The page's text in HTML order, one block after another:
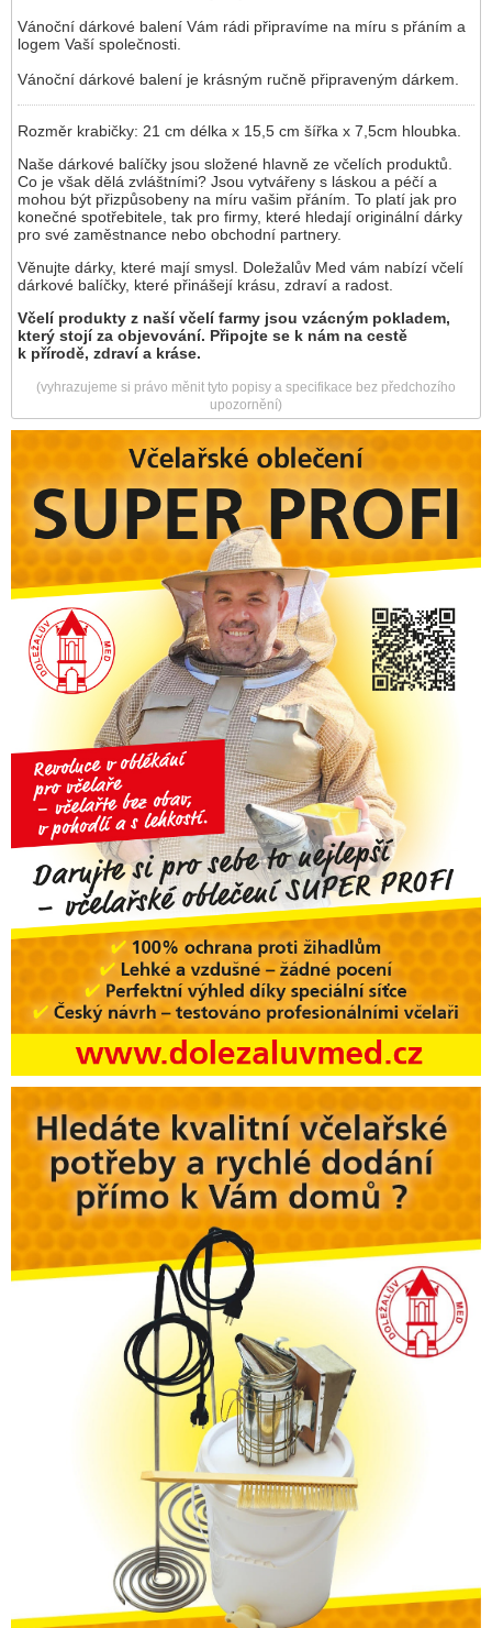
Vánoční dárkové balení Vám rádi připravíme na míru s přáním a
logem Vaší společnosti.
Vánoční dárkové balení je krásným ručně připraveným dárkem.
Rozměr krabičky: 21 cm délka x 15,5 cm šířka x 7,5cm hloubka.
Naše dárkové balíčky jsou složené hlavně ze včelích produktů.
Co je však dělá zvláštními? Jsou vytvářeny s láskou a péčí a
mohou být přizpůsobeny na míru vašim přáním. To platí jak pro
konečné spotřebitele, tak pro firmy, které hledají originální dárky
pro své zaměstnance nebo obchodní partnery.
Věnujte dárky, které mají smysl. Doležalův Med vám nabízí včelí
dárkové balíčky, které přinášejí krásu, zdraví a radost.
Včelí produkty z naší včelí farmy jsou vzácným pokladem,
který stojí za objevování. Připojte se k nám na cestě
k přírodě, zdraví a kráse.
(vyhrazujeme si právo měnit tyto popisy a specifikace bez předchozího
upozornění)